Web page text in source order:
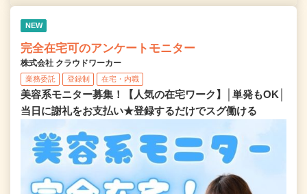
NEW
完全在宅可のアンケートモニター
株式会社 クラウドワーカー
業務委託 登録制 在宅・内職
美容系モニター募集！【人気の在宅ワーク】│単発もOK│
当日に謝礼をお支払い★登録するだけでスグ働ける